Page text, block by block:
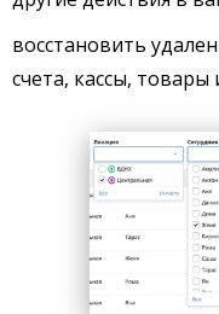
восстановить
счета, кассы,